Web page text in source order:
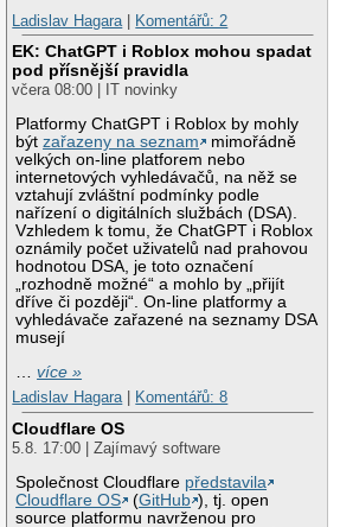
Ladislav Hagara
Komentářů: 2
EK: ChatGPT i Roblox mohou spadat
pod přísnější pravidla
včera 08:00 | IT novinky
Platformy ChatGPT i Roblox by mohly
býtzařazeny na seznam
mimořádně
velkých on-line platforem nebo
internetových vyhledávačů, na něž se
vztahují zvláštní podmínky podle
nařízení o digitálních službách (DSA).
Vzhledem k tomu, že ChatGPT i Roblox
oznámily počet uživatelů nad prahovou
hodnotou DSA, je toto označení
„rozhodně možné“ a mohlo by „přijít
dříve či později“. On-line platformy a
vyhledávače zařazené na seznamy DSA
musejí
…více »
Ladislav Hagara| Komentářů: 8
Cloudflare OS
5.8. 17:00 | Zajímavý software
Společnost Cloudflare představila
Cloudflare OS
(GitHub ), tj. open
source platformu navrženou pro